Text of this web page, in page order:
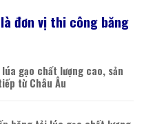
đơn vị thi công băng
gạo chất lượng cao, sản
từ Châu Âu